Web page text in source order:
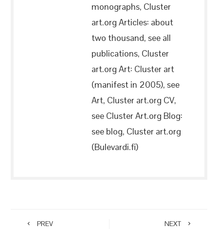
monographs, Cluster
art.org Articles: about
two thousand, see all
publications, Cluster
art.org Art: Cluster art
(manifest in 2005), see
Art, Cluster art.org CV,
see Cluster Art.org Blog:
see blog, Cluster art.org
(Bulevardi.fi)
PREV NEXT